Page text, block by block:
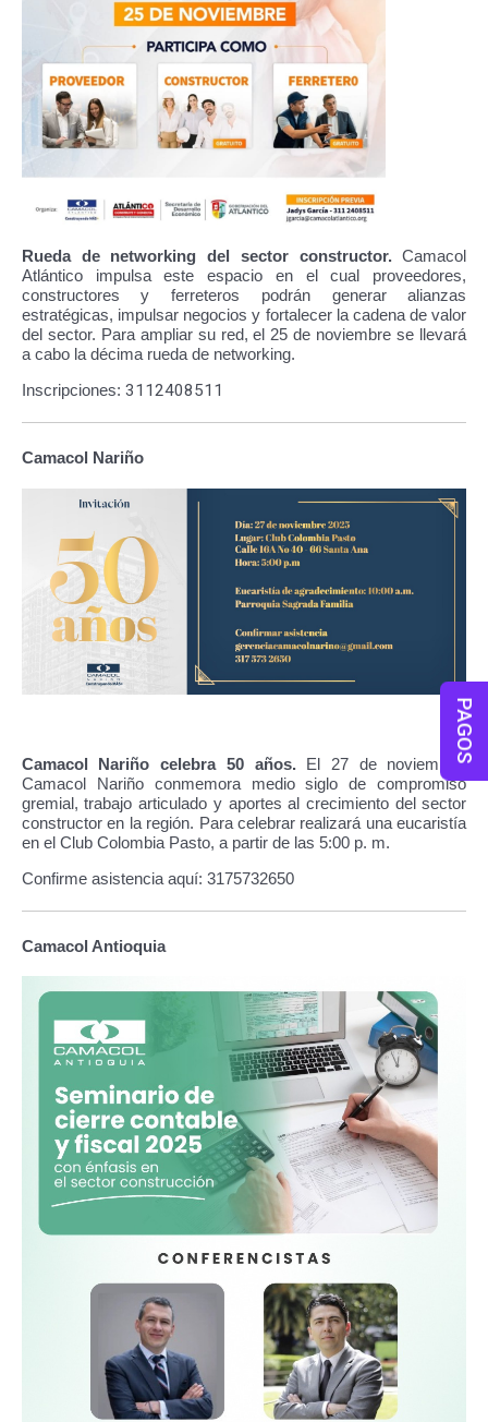
Rueda de networking del sector constructor.Camacol
Atlántico impulsa este espacio en el cual proveedores,
constructores y ferreteros podrán generar alianzas
estratégicas, impulsar negocios y fortalecer la cadena de valor
del sector. Para ampliar su red, el 25 de noviembre se llevará
a cabo la décima rueda de networking.
Inscripciones: 3112408511
Camacol Nariño
Camacol Nariño celebra 50 años.El 27 de noviembre,
Camacol Nariño conmemora medio siglo de compromiso
gremial, trabajo articulado y aportes al crecimiento del sector
constructor en la región. Para celebrar realizará una eucaristía
en el Club Colombia Pasto, a partir de las 5:00 p. m.
Confirme asistencia aquí: 3175732650
Camacol Antioquia
PAGOS